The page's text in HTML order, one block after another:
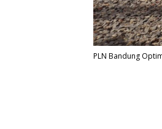
PLN Bandung